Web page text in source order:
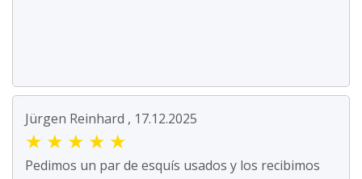
Jürgen Reinhard , 17.12.2025
★ ★ ★ ★ ★
Pedimos un par de esquís usados y los recibimos